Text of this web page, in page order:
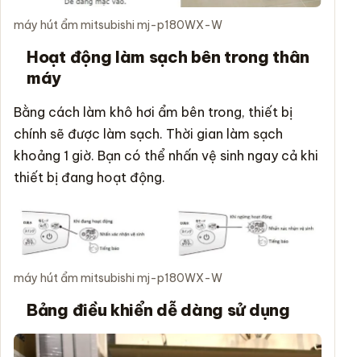
máy hút ẩm mitsubishi mj-p180WX-W
Hoạt động làm sạch bên trong thân
máy
Bằng cách làm khô hơi ẩm bên trong, thiết bị
chính sẽ được làm sạch. Thời gian làm sạch
khoảng 1 giờ. Bạn có thể nhấn vệ sinh ngay cả khi
thiết bị đang hoạt động.
máy hút ẩm mitsubishi mj-p180WX-W
Bảng điều khiển dễ dàng sử dụng